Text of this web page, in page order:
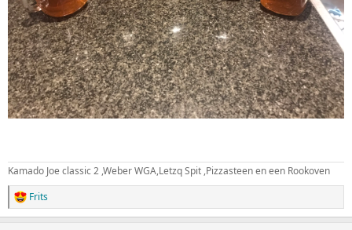
Kamado Joe classic 2 ,Weber WGA,Letzq Spit ,Pizzasteen en een Rookoven
W
a
Frits